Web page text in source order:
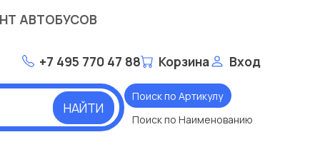
АВТОБУСОВ
+7 495 770 47 88 Корзина Вход
НАЙТИ
Поиск по Артикулу
Поиск по Наименованию